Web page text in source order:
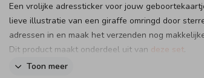
Een vrolijke adressticker voor jouw
lieve illustratie van een giraffe omringd door
adressen in en maak het verzenden nog
Dit product maakt onderdeel uit van deze set
Toon meer